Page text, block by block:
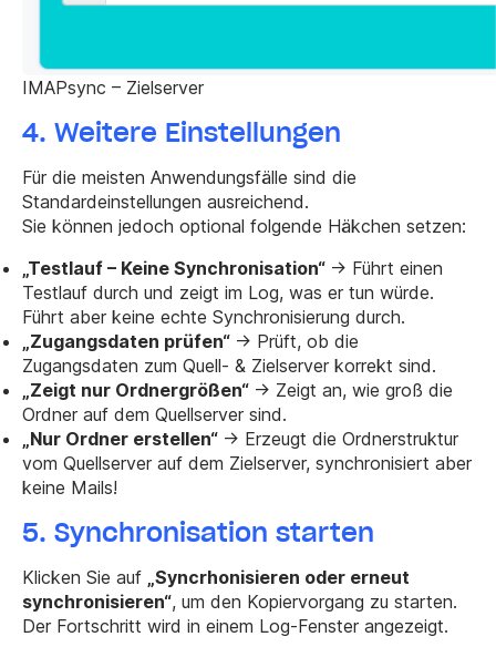
IMAPsync – Zielserver
4. Weitere Einstellungen
Für die meisten Anwendungsfälle sind die
Standardeinstellungen ausreichend.
Sie können jedoch optional folgende Häkchen setzen:
„Testlauf – Keine Synchronisation“ -> Führt einen
Testlauf durch und zeigt im Log, was er tun würde.
Führt aber keine echte Synchronisierung durch.
„Zugangsdaten prüfen“ -> Prüft, ob die
Zugangsdaten zum Quell- & Zielserver korrekt sind.
„Zeigt nur Ordnergrößen“ -> Zeigt an, wie groß die
Ordner auf dem Quellserver sind.
„Nur Ordner erstellen“ -> Erzeugt die Ordnerstruktur
vom Quellserver auf dem Zielserver, synchronisiert aber
keine Mails!
5. Synchronisation starten
Klicken Sie auf „Syncrhonisieren oder erneut
synchronisieren“, um den Kopiervorgang zu starten.
Der Fortschritt wird in einem Log-Fenster angezeigt.